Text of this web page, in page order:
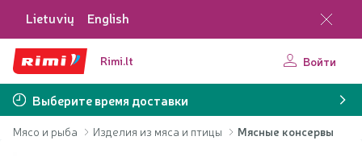
Lietuvių English
Rimi.lt Войти
Выберите время доставки
Мясо и рыба Изделия из мяса и птицы Мясные консервы